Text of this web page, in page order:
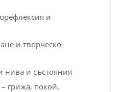
и
и творческо
нива и състояния
грижа, покой,